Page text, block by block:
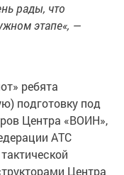
рады, что
этапе«, —
ребята
подготовку под
Центра «ВОИН»,
АТС
Центра